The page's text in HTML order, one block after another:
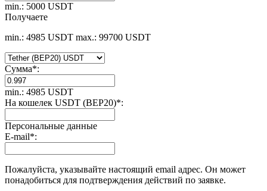
min.: 5000 USDT
Получаете
min.: 4985 USDT max.: 99700 USDT
Сумма*:
min.: 4985 USDT
На кошелек USDT (BEP20)*:
Персональные данные
E-mail*:
Пожалуйста, указывайте настоящий email адрес. Он может
понадобиться для подтверждения действий по заявке.